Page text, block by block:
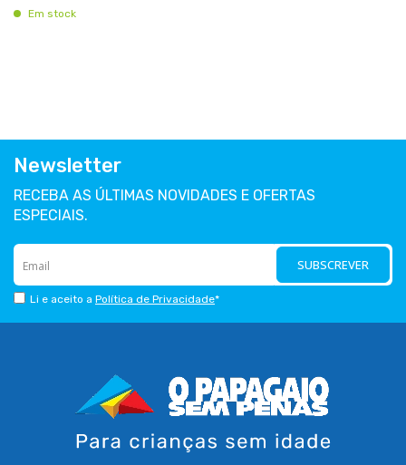
Em stock
Newsletter
RECEBA AS ÚLTIMAS NOVIDADES E OFERTAS
ESPECIAIS.
SUBSCREVER
Li e aceito a Política de Privacidade*